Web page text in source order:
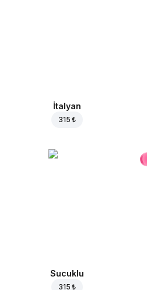
İtalyan
315 ₺
Sucuklu
315 ₺